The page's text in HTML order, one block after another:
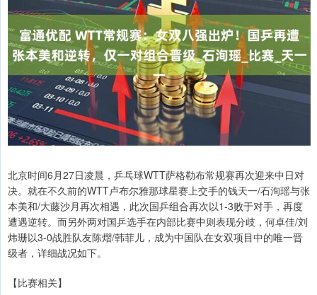
北京时间6月27日凌晨，乒乓球WTT萨格勒布常规赛再次迎来中日对
决。就在不久前的WTT卢布尔雅那球星赛上交手的钱天一/石洵瑶与张
本美和/大藤沙月再次相遇，此次国乒组合再次以1-3败于对手，再度
遭遇逆转。而另外两对国乒选手在内部比赛中则表现分歧，何卓佳/刘
炜珊以3-0战胜队友陈熠/韩菲儿，成为中国队在女双项目中的唯一晋
级者，详细战况如下。
【比赛相关】